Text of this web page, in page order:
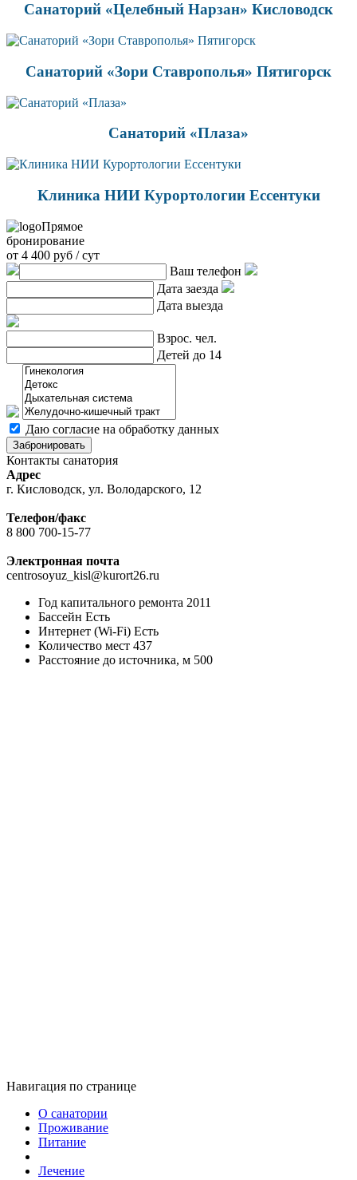
Санаторий «Целебный Нарзан» Кисловодск
Санаторий «Зори Ставрополья» Пятигорск
Санаторий «Плаза»
Клиника НИИ Курортологии Ессентуки
Прямое
бронирование
от 4 400 руб / сут
Ваш телефон
Дата заезда
Дата выезда
Взрос. чел.
Детей до 14
Даю согласие на обработку данных
Забронировать
Контакты санатория
Адрес
г. Кисловодск, ул. Володарского, 12
Телефон/факс
8 800 700-15-77
Электронная почта
centrosoyuz_kisl@kurort26.ru
Год капитального ремонта 2011
Бассейн Есть
Интернет (Wi-Fi) Есть
Количество мест 437
Расстояние до источника, м 500
Навигация по странице
О санатории
Проживание
Питание
Лечение